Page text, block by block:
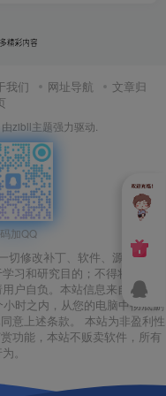
我们 网址导航
文章归
由zibll主题强力驱动.
加QQ
修改补丁、软件、源码、游
习和研究目的；不得将上述内
户自负。本站信息来自网络，
时之内，从您的电脑中彻底删
意上述条款。 本站为非盈利性
功能，本站不贩卖软件，所有
。